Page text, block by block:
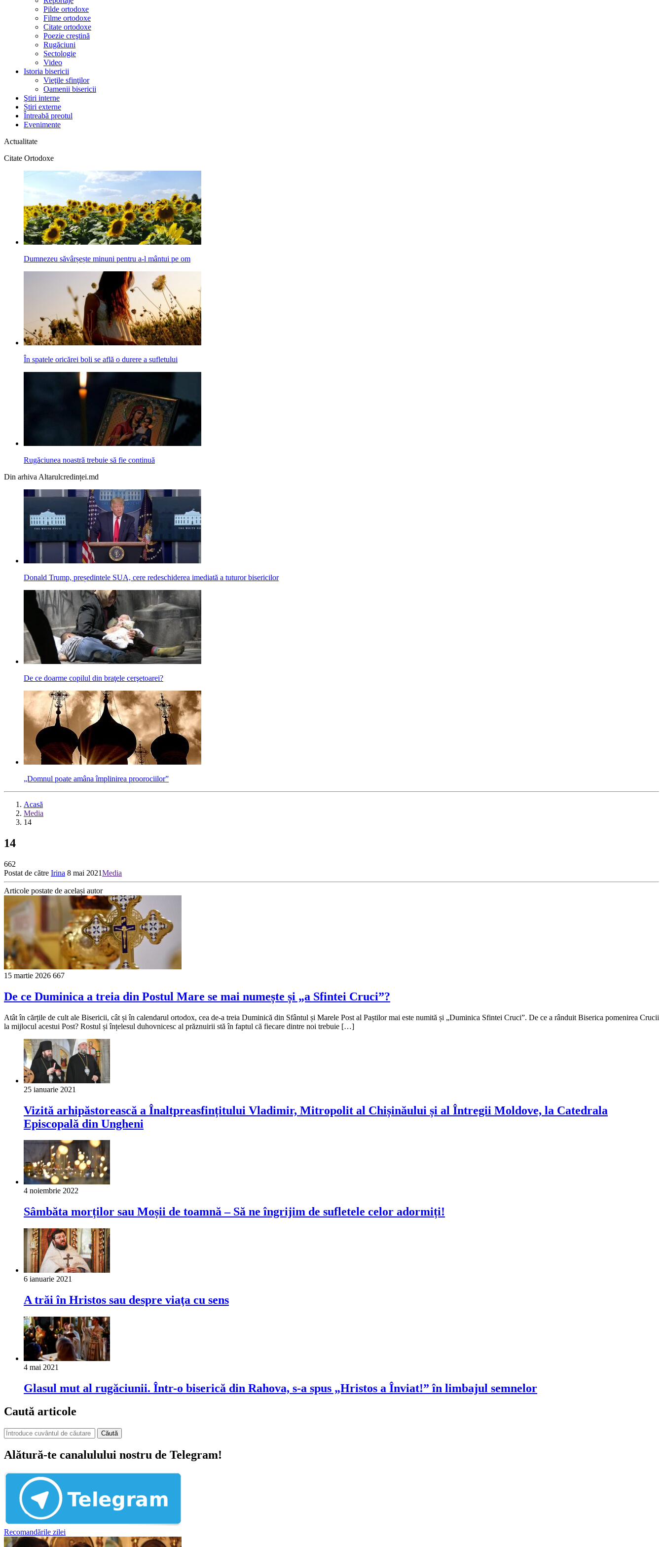
Pilde ortodoxe
Filme ortodoxe
Citate ortodoxe
Poezie creştină
Rugăciuni
Sectologie
Video
Istoria bisericii
Vieţile sfinţilor
Oamenii bisericii
Ştiri interne
Știri externe
Întreabă preotul
Evenimente
Actualitate
Citate Ortodoxe
Dumnezeu săvârșește minuni pentru a-l mântui pe om
În spatele oricărei boli se află o durere a sufletului
Rugăciunea noastră trebuie să fie continuă
Din arhiva Altarulcredinței.md
Donald Trump, președintele SUA, cere redeschiderea imediată a tuturor bisericilor
De ce doarme copilul din braţele cerşetoarei?
„Domnul poate amâna împlinirea proorociilor”
Acasă
Media
14
14
662
Postat de către Irina 8 mai 2021Media
Articole postate de același autor
15 martie 2026 667
De ce Duminica a treia din Postul Mare se mai numește și „a Sfintei Cruci”?
Atât în cărțile de cult ale Bisericii, cât și în calendarul ortodox, cea de-a treia Duminică din Sfântul și Marele Post al Paștilor mai este numită și „Duminica Sfintei Cruci”. De ce a rânduit Biserica pomenirea Crucii
la mijlocul acestui Post? Rostul și înțelesul duhovnicesc al prăznuirii stă în faptul că fiecare dintre noi trebuie […]
25 ianuarie 2021
Vizită arhipăstorească a Înaltpreasfințitului Vladimir, Mitropolit al Chișinăului și al Întregii Moldove, la Catedrala
Episcopală din Ungheni
4 noiembrie 2022
Sâmbăta morților sau Moșii de toamnă – Să ne îngrijim de sufletele celor adormiți!
6 ianuarie 2021
A trăi în Hristos sau despre viaţa cu sens
4 mai 2021
Glasul mut al rugăciunii. Într-o biserică din Rahova, s-a spus „Hristos a Înviat!” în limbajul semnelor
Caută articole
Căută
Alătură-te canalulului nostru de Telegram!
Recomandările zilei